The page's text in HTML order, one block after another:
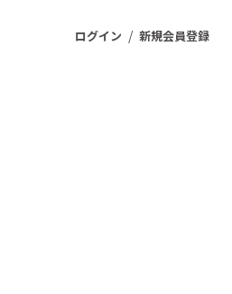
ログイン / 新規会員登録